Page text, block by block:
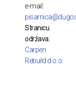
e-mail:
Stranicu
održava:
Carpen
Rebuild d.o.o.